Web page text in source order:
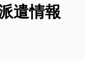
遣情報